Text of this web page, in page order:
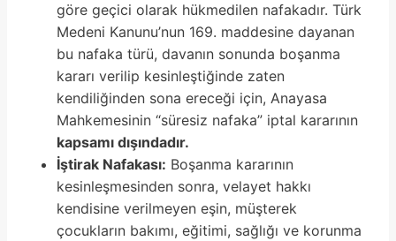
göre geçici olarak hükmedilen nafakadır. Türk
Medeni Kanunu’nun 169. maddesine dayanan
bu nafaka türü, davanın sonunda boşanma
kararı verilip kesinleştiğinde zaten
kendiliğinden sona ereceği için, Anayasa
Mahkemesinin “süresiz nafaka” iptal kararının
kapsamı dışındadır.
İştirak Nafakası: Boşanma kararının
kesinleşmesinden sonra, velayet hakkı
kendisine verilmeyen eşin, müşterek
çocukların bakımı, eğitimi, sağlığı ve korunma